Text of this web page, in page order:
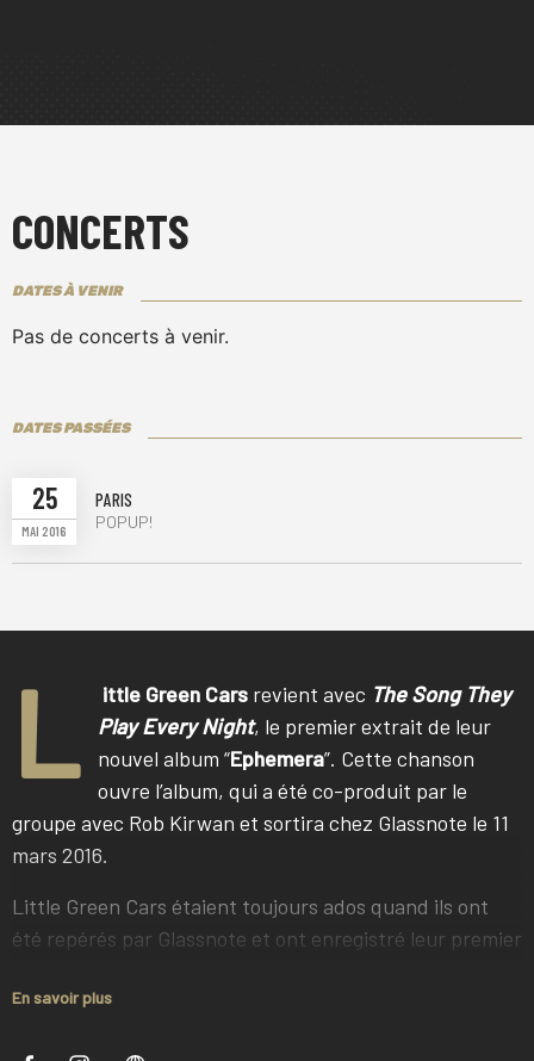
L ittle Green Cars revient avec The Song They
Play Every Night, le premier extrait de leur
nouvel album “Ephemera”. Cette chanson
ouvre l’album, qui a été co-produit par le
groupe avec Rob Kirwan et sortira chez Glassnote le 11
mars 2016.
Little Green Cars étaient toujours ados quand ils ont
été repérés par Glassnote et ont enregistré leur premier
changé leurs vies, emmenant les cinq anciens copains
En savoir plus
CONCERTS
DATES À VENIR
Pas de concerts à venir.
DATES PASSÉES
25
MAI 2016
PARIS
POPUP!